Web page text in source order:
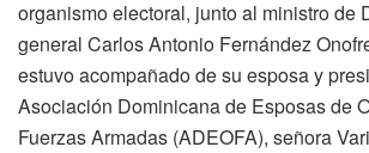
organismo electoral, junto al ministro de
general Carlos Antonio Fernández
estuvo acompañado de su esposa y
Asociación Dominicana de Esposas de
Fuerzas Armadas (ADEOFA), señora